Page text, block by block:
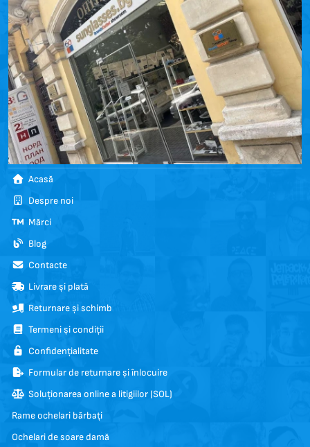
Acasă
Despre noi
Mărci
Blog
Contacte
Livrare și plată
Returnare și schimb
Termeni și condiții
Confidențialitate
Formular de returnare și înlocuire
Soluționarea online a litigiilor (SOL)
Rame ochelari bărbați
Ochelari de soare damă